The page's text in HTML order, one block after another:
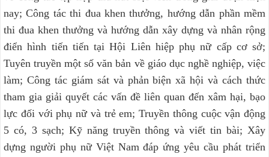
nay; Công tác thi đua khen thưởng, hướng dẫn phần mềm
thi đua khen thưởng và hướng dẫn xây dựng và nhân rộng
điển hình tiến tiến tại Hội Liên hiệp phụ nữ cấp cơ sở;
Tuyên truyền một số văn bản về giáo dục nghề nghiệp, việc
làm; Công tác giám sát và phản biện xã hội và cách thức
tham gia giải quyết các vấn đề liên quan đến xâm hại, bạo
lực đối với phụ nữ và trẻ em; Truyền thông cuộc vận động
5 có, 3 sạch; Kỹ năng truyền thông và viết tin bài; Xây
dựng người phụ nữ Việt Nam đáp ứng yêu cầu phát triển